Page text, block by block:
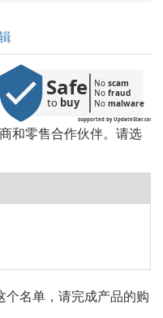
supported by UpdateStar.com
Safe
to buy
No scam
No fraud
No malware
和零售合作伙伴。请选
名单，请完成产品的购